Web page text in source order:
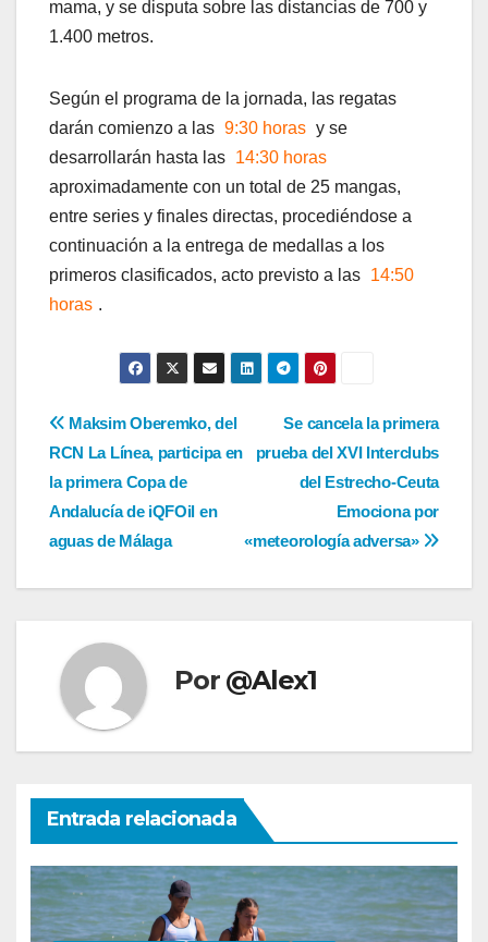
mama, y se disputa sobre las distancias de 700 y
1.400 metros.
Según el programa de la jornada, las regatas
darán comienzo a las 9:30 horas y se
desarrollarán hasta las 14:30 horas
aproximadamente con un total de 25 mangas,
entre series y finales directas, procediéndose a
continuación a la entrega de medallas a los
primeros clasificados, acto previsto a las 14:50
horas .
Navegación
de
entradas
Se cancela la primera
prueba del XVI Interclubs
del Estrecho-Ceuta
Emociona por
«meteorología adversa»
Maksim Oberemko, del
RCN La Línea, participa en
la primera Copa de
Andalucía de iQFOil en
aguas de Málaga
Por @Alex1
Entrada relacionada